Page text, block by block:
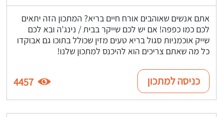
אתם אנשים שאוהבים אורח חיים בריא? המתכון הזה יתאים
לכם כמו כפפה! אם יש לכם שייקר בבית / נינג'ה ובא לכם
שייק אוכמניות סגול בריא טעים מזין שכולל בתוכו גם אבוקדו
כל מה שאתם צריכים הוא להיכנס למתכון שלנו!
כניסה למתכון 4457